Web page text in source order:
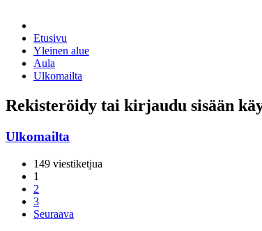
Etusivu
Yleinen alue
Aula
Ulkomailta
Rekisteröidy tai kirjaudu sisään
Ulkomailta
149 viestiketjua
1
2
3
Seuraava